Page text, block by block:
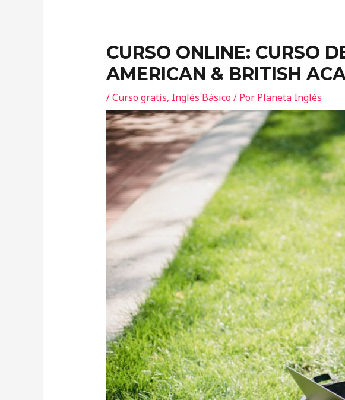
CURSO ONLINE: CURSO
AMERICAN & BRITISH
/Curso gratis, Inglés Básico/ Por Planeta Inglés